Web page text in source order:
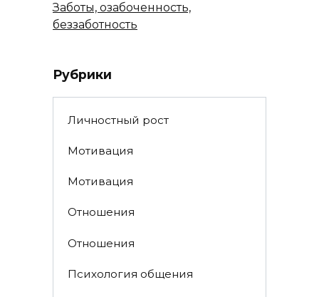
Заботы, озабоченность,
беззаботность
Рубрики
Личностный рост
Мотивация
Мотивация
Отношения
Отношения
Психология общения